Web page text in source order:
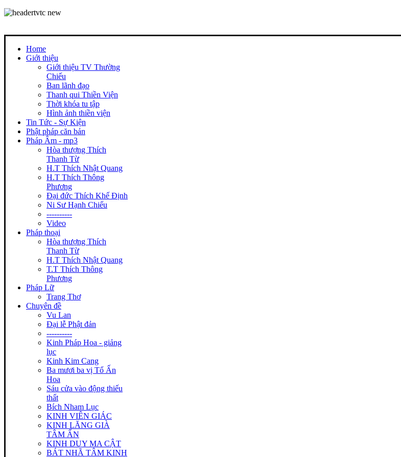
Home
Giới thiệu
Giới thiệu TV Thường
Chiếu
Ban lãnh đạo
Thanh qui Thiền Viện
Thời khóa tu tập
Hình ảnh thiền viện
Tin Tức - Sự Kiện
Phật pháp căn bản
Pháp Âm - mp3
Hòa thượng Thích
Thanh Từ
H.T Thích Nhật Quang
H.T Thích Thông
Phương
Đại đức Thích Khế Định
Ni Sư Hạnh Chiếu
----------
Video
Pháp thoại
Hòa thượng Thích
Thanh Từ
H.T Thích Nhật Quang
T.T Thích Thông
Phương
Pháp Lữ
Trang Thơ
Chuyên đề
Vu Lan
Đại lễ Phật đản
----------
Kinh Pháp Hoa - giảng
lục
Kinh Kim Cang
Ba mươi ba vị Tổ Ấn
Hoa
Sáu cửa vào động thiếu
thất
Bích Nham Lục
KINH VIÊN GIÁC
KINH LĂNG GIÀ
TÂM ẤN
KINH DUY MA CẬT
BÁT NHÃ TÂM KINH